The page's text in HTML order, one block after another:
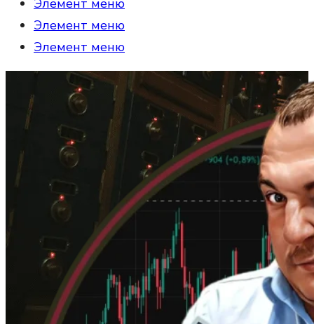
Элемент меню
Элемент меню
Элемент меню